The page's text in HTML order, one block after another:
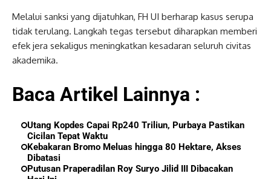
Melalui sanksi yang dijatuhkan, FH UI berharap kasus serupa
tidak terulang. Langkah tegas tersebut diharapkan memberi
efek jera sekaligus meningkatkan kesadaran seluruh civitas
akademika.
Baca Artikel Lainnya :
Utang Kopdes Capai Rp240 Triliun, Purbaya Pastikan
Cicilan Tepat Waktu
Kebakaran Bromo Meluas hingga 80 Hektare, Akses
Dibatasi
Putusan Praperadilan Roy Suryo Jilid III Dibacakan